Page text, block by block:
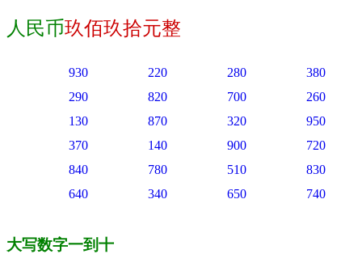
人民币玖佰玖拾元整
930 220 280
380
290
820 700
260
130
870 320
950
370
140 900
720
840
780 510
830
640
340 650 740
大写数字一到十